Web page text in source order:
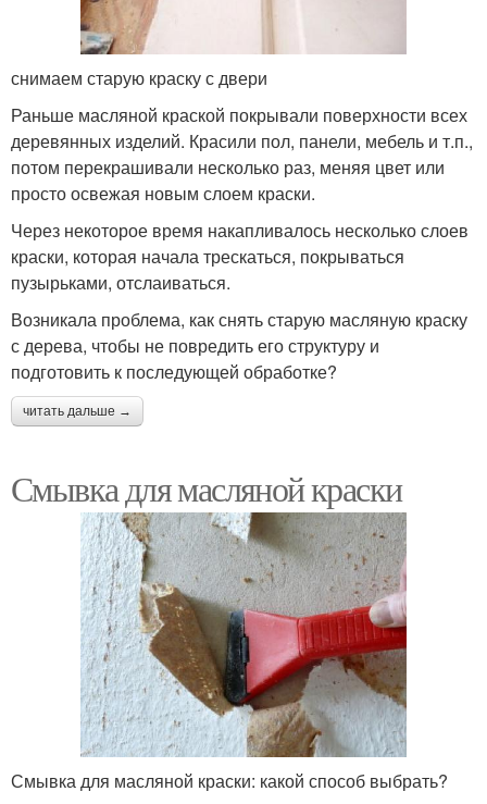
снимаем старую краску с двери
Раньше масляной краской покрывали поверхности всех
деревянных изделий. Красили пол, панели, мебель и т.п.,
потом перекрашивали несколько раз, меняя цвет или
просто освежая новым слоем краски.
Через некоторое время накапливалось несколько слоев
краски, которая начала трескаться, покрываться
пузырьками, отслаиваться.
Возникала проблема, как снять старую масляную краску
с дерева, чтобы не повредить его структуру и
подготовить к последующей обработке?
читать дальше →
Смывка для масляной краски
Смывка для масляной краски: какой способ выбрать?